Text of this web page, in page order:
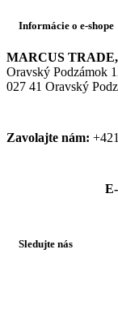
Informácie o e-shope
MARCUS TRADE,
Oravský Podzámok
027 41 Oravský
Zavolajte nám:
Sledujte nás